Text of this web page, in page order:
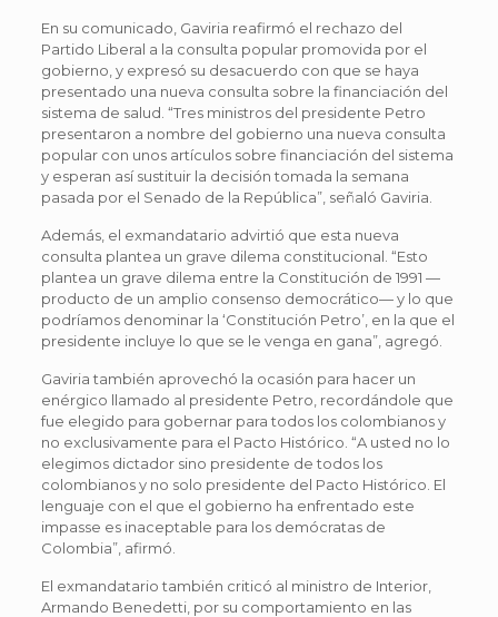
En su comunicado, Gaviria reafirmó el rechazo del
Partido Liberal a la consulta popular promovida por el
gobierno, y expresó su desacuerdo con que se haya
presentado una nueva consulta sobre la financiación del
sistema de salud. “Tres ministros del presidente Petro
presentaron a nombre del gobierno una nueva consulta
popular con unos artículos sobre financiación del sistema
y esperan así sustituir la decisión tomada la semana
pasada por el Senado de la República”, señaló Gaviria.
Además, el exmandatario advirtió que esta nueva
consulta plantea un grave dilema constitucional. “Esto
plantea un grave dilema entre la Constitución de 1991 —
producto de un amplio consenso democrático— y lo que
podríamos denominar la ‘Constitución Petro’, en la que el
presidente incluye lo que se le venga en gana”, agregó.
Gaviria también aprovechó la ocasión para hacer un
enérgico llamado al presidente Petro, recordándole que
fue elegido para gobernar para todos los colombianos y
no exclusivamente para el Pacto Histórico. “A usted no lo
elegimos dictador sino presidente de todos los
colombianos y no solo presidente del Pacto Histórico. El
lenguaje con el que el gobierno ha enfrentado este
impasse es inaceptable para los demócratas de
Colombia”, afirmó.
El exmandatario también criticó al ministro de Interior,
Armando Benedetti, por su comportamiento en las